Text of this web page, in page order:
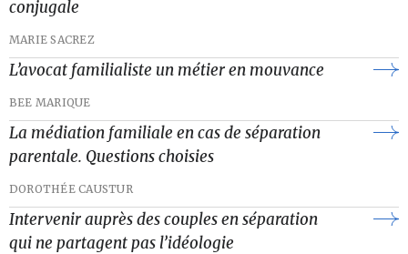
conjugale
MARIE SACREZ
L’avocat familialiste un métier en mouvance
BEE MARIQUE
La médiation familiale en cas de séparation
parentale. Questions choisies
DOROTHÉE CAUSTUR
Intervenir auprès des couples en séparation
qui ne partagent pas l’idéologie